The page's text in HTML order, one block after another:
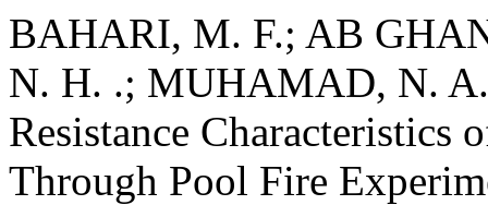
BAHARI, M. F.; AB
N. H. .; MUHAMAD, N.
Resistance Characteristics
Through Pool Fire